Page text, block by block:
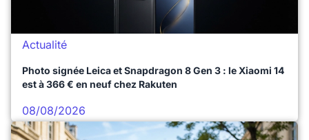
Actualité
Photo signée Leica et Snapdragon 8 Gen 3 : le Xiaomi 14
est à 366 € en neuf chez Rakuten
08/08/2026